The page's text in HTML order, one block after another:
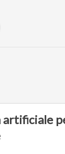
artificiale